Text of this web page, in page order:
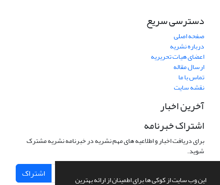
این وب سایت از کوکی ها برای اطمینان از ارائه بهترین
دسترسی سریع
صفحه اصلی
درباره نشریه
اعضای هیات تحریریه
ارسال مقاله
تماس با ما
نقشه سایت
آخرین اخبار
اشتراک خبرنامه
برای دریافت اخبار و اطلاعیه های مهم نشریه در خبرنامه نشریه مشترک
شوید.
اشتراک